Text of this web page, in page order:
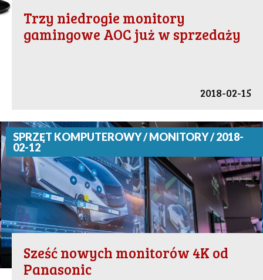
Trzy niedrogie monitory
gamingowe AOC już w sprzedaży
2018-02-15
SPRZĘT KOMPUTEROWY / MONITORY / 2018-
02-12
Sześć nowych monitorów 4K od
Panasonic